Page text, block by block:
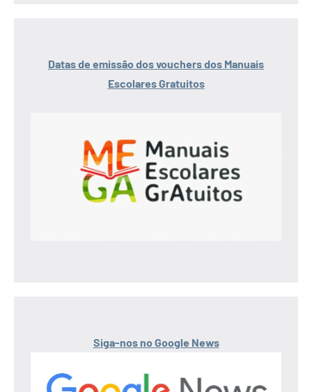
Datas de emissão dos vouchers dos Manuais
Escolares Gratuitos
Siga-nos no Google News